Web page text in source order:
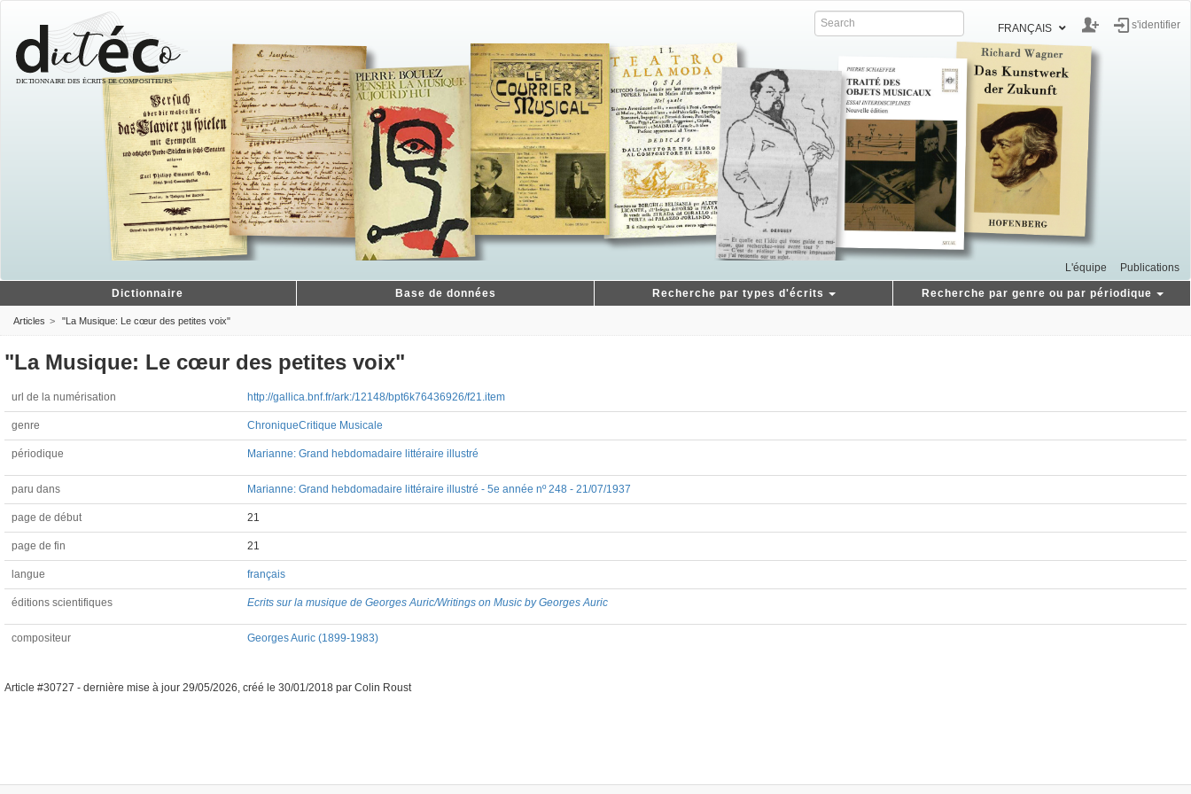
FRANÇAIS s'identifier
L'équipe Publications
Dictionnaire Base de données Recherche par types d'écrits Recherche par genre ou par périodique
Articles "La Musique: Le cœur des petites voix"
"La Musique: Le cœur des petites voix"
url de la numérisation http://gallica.bnf.fr/ark:/12148/bpt6k76436926/f21.item
genre ChroniqueCritique Musicale
périodique Marianne: Grand hebdomadaire littéraire illustré
paru dans Marianne: Grand hebdomadaire littéraire illustré - 5e année nº 248 - 21/07/1937
page de début 21
page de fin 21
langue français
éditions scientifiques Ecrits sur la musique de Georges Auric/Writings on Music by Georges Auric
compositeur Georges Auric (1899-1983)
Article #30727 - dernière mise à jour 29/05/2026, créé le 30/01/2018 par Colin Roust